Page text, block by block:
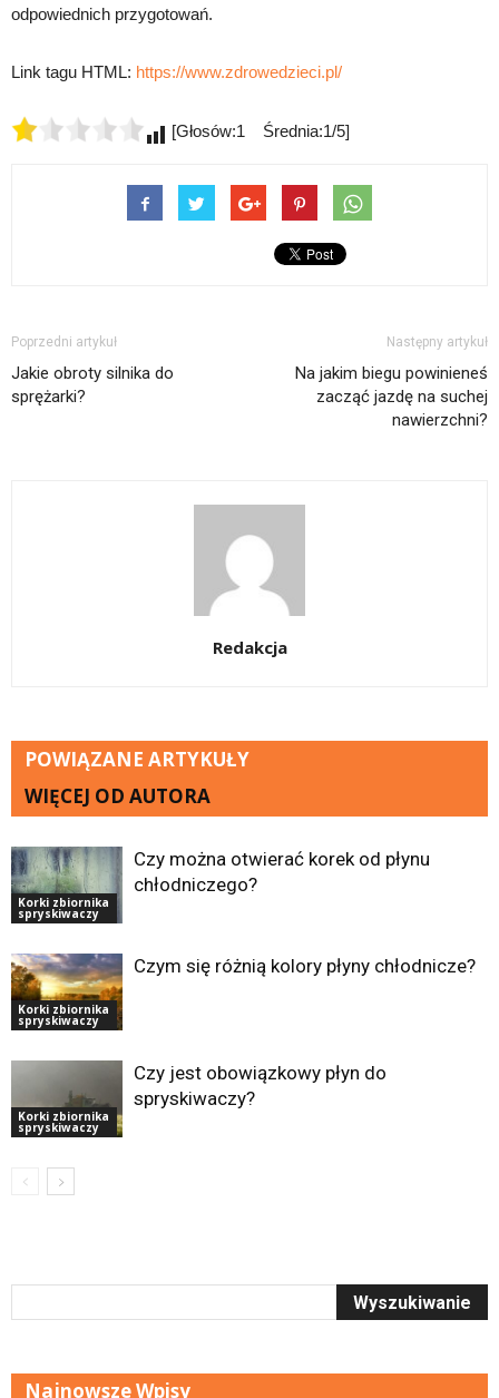
odpowiednich przygotowań.
Link tagu HTML: https://www.zdrowedzieci.pl/
[Głosów:1 Średnia:1/5]
Poprzedni artykuł
Jakie obroty silnika do
sprężarki?
Następny artykuł
Na jakim biegu powinieneś
zacząć jazdę na suchej
nawierzchni?
Redakcja
POWIĄZANE ARTYKUŁY
WIĘCEJ OD AUTORA
Korki zbiornika
spryskiwaczy
Czy można otwierać korek od płynu
chłodniczego?
Korki zbiornika
spryskiwaczy
Czym się różnią kolory płyny chłodnicze?
Korki zbiornika
spryskiwaczy
Czy jest obowiązkowy płyn do
spryskiwaczy?
Najnowsze Wpisy